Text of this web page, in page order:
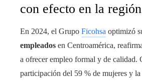
con efecto en la región
En 2024, el Grupo Ficohsa optimizó
empleados en Centroamérica,
a ofrecer empleo formal y de calidad.
participación del 59 % de mujeres y